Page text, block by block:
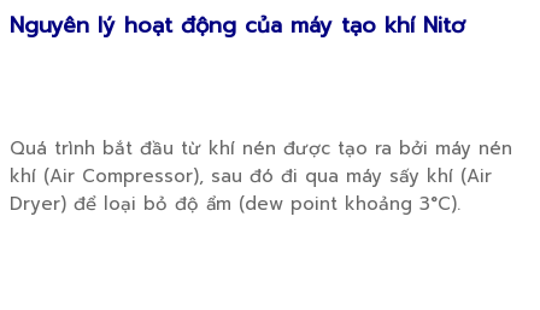
Nguyên lý hoạt động của máy tạo khí Nitơ
Quá trình bắt đầu từ khí nén được tạo ra bởi máy nén
khí (Air Compressor), sau đó đi qua máy sấy khí (Air
Dryer) để loại bỏ độ ẩm (dew point khoảng 3°C).